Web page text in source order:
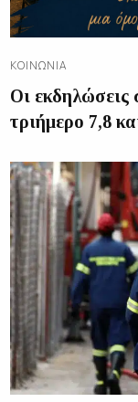
ΚΟΙΝΩΝΊΑ
Οι εκδηλώσεις
τριήμερο 7,8